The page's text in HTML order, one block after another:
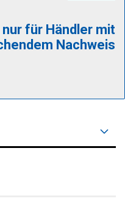
für Händler mit
Nachweis